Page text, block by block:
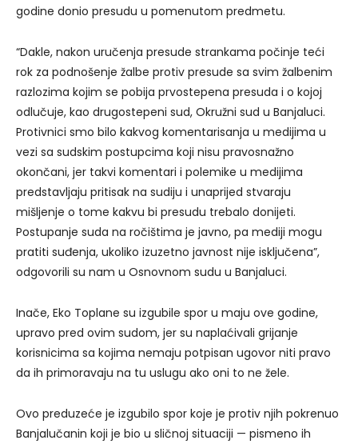
godine donio presudu u pomenutom predmetu.
“Dakle, nakon uručenja presude strankama počinje teći
rok za podnošenje žalbe protiv presude sa svim žalbenim
razlozima kojim se pobija prvostepena presuda i o kojoj
odlučuje, kao drugostepeni sud, Okružni sud u Banjaluci.
Protivnici smo bilo kakvog komentarisanja u medijima u
vezi sa sudskim postupcima koji nisu pravosnažno
okončani, jer takvi komentari i polemike u medijima
predstavljaju pritisak na sudiju i unaprijed stvaraju
mišljenje o tome kakvu bi presudu trebalo donijeti.
Postupanje suda na ročištima je javno, pa mediji mogu
pratiti suđenja, ukoliko izuzetno javnost nije isključena”,
odgovorili su nam u Osnovnom sudu u Banjaluci.
Inače, Eko Toplane su izgubile spor u maju ove godine,
upravo pred ovim sudom, jer su naplaćivali grijanje
korisnicima sa kojima nemaju potpisan ugovor niti pravo
da ih primoravaju na tu uslugu ako oni to ne žele.
Ovo preduzeće je izgubilo spor koje je protiv njih pokrenuo
Banjalučanin koji je bio u sličnoj situaciji — pismeno ih